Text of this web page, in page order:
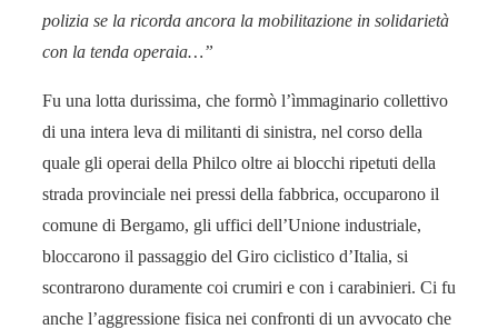
polizia se la ricorda ancora la mobilitazione in solidarietà
con la tenda operaia…”
Fu una lotta durissima, che formò l’ìmmaginario collettivo
di una intera leva di militanti di sinistra, nel corso della
quale gli operai della Philco oltre ai blocchi ripetuti della
strada provinciale nei pressi della fabbrica, occuparono il
comune di Bergamo, gli uffici dell’Unione industriale,
bloccarono il passaggio del Giro ciclistico d’Italia, si
scontrarono duramente coi crumiri e con i carabinieri. Ci fu
anche l’aggressione fisica nei confronti di un avvocato che